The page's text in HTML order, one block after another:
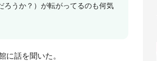
ろうか？）が転がってるのも何気
話を聞いた。